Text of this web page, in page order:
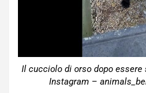
Il cucciolo di orso dopo
Instagram –